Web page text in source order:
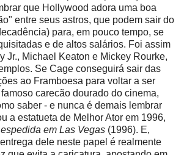
que Hollywood adora uma boa
entre seus astros, que podem sair do
para, em pouco tempo, se
e de altos salários. Foi assim
Jr., Michael Keaton e Mickey Rourke,
Se Cage conseguirá sair das
ao Framboesa para voltar a ser
carecão dourado do cinema,
saber - e nunca é demais lembrar
a estatueta de Melhor Ator em 1996,
em Las Vegas (1996). E,
dele neste papel é realmente